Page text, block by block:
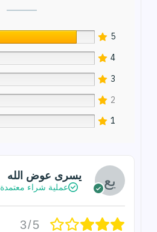
5
4
3
2
1
يسرى عوض الله
عملية شراء معتمدة
3/5